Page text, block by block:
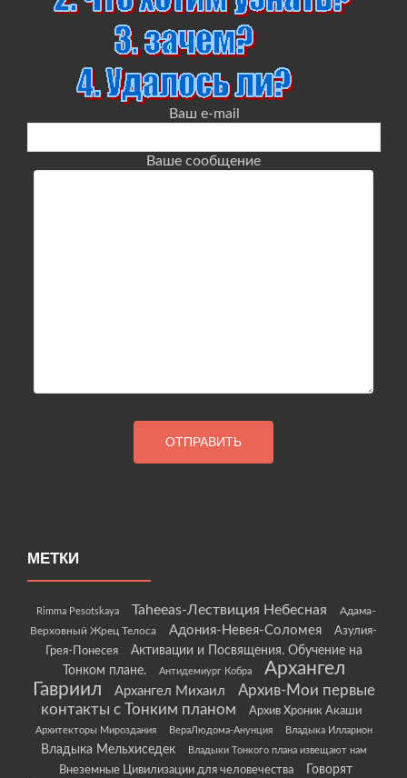
Ваш e-mail
Ваше сообщение
МЕТКИ
Rimma Pesotskaya Taheeas-Лествиция Небесная
Адама-
Верховный Жрец Телоса
Адония-Невея-Соломея
Азулия-
Грея-Понесея
Активации и Посвящения. Обучение на
Тонком плане.
Антидемиург Кобра
Архангел
Гавриил
Архангел Михаил
Архив-Мои первые
контакты с Тонким планом
Архив Хроник Акаши
Архитекторы Мироздания ВераЛюдома-Анунция Владыка Илларион
Владыка Мельхиседек Владыки Тонкого плана извещают нам
Внеземные Цивилизации для человечества
Говорят